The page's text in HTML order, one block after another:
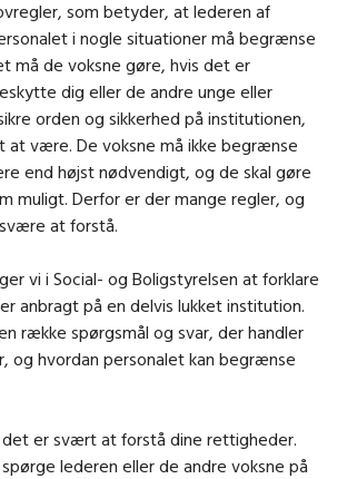
som betyder, at lederen af
i nogle situationer må begrænse
må de voksne gøre, hvis det er
dig eller de andre unge eller
orden og sikkerhed på institutionen,
at være. De voksne må ikke begrænse
end højst nødvendigt, og de skal gøre
muligt. Derfor er der mange regler, og
at forstå.
vi i Social- og Boligstyrelsen at forklare
anbragt på en delvis lukket institution.
række spørgsmål og svar, der handler
og hvordan personalet kan begrænse
det er svært at forstå dine rettigheder.
lederen eller de andre voksne på